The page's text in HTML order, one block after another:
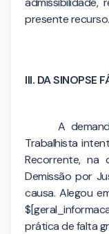
presente recurso.
III. DA SINOPSE
A
Trabalhista
Recorrente, na
Demissão por
causa. Alegou
prática de falta